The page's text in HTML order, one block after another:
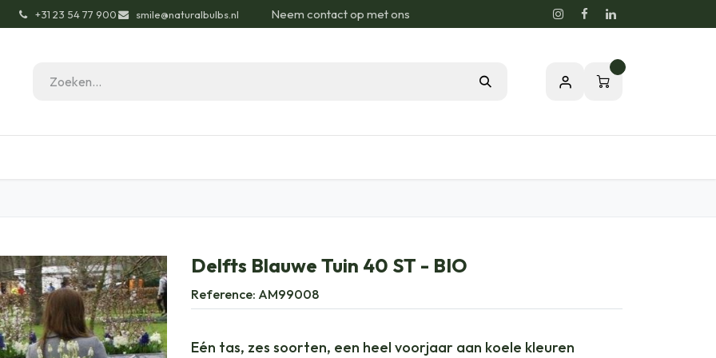
͏+31 23 54 77 900 smile@naturalbulbs.nl Neem contact op met ons
Delfts Blauwe Tuin 40 ST - BIO
Reference: AM99008
Eén tas, zes soorten, een heel voorjaar aan koele kleuren